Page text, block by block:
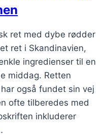
ret med dybe rødder
ret i Skandinavien,
ingredienser til en
middag. Retten
også fundet sin vej
ofte tilberedes med
inkluderer